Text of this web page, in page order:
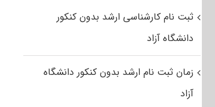
ثبت نام کارشناسی ارشد بدون کنکور
دانشگاه آزاد
زمان ثبت نام ارشد بدون کنکور دانشگاه
آزاد